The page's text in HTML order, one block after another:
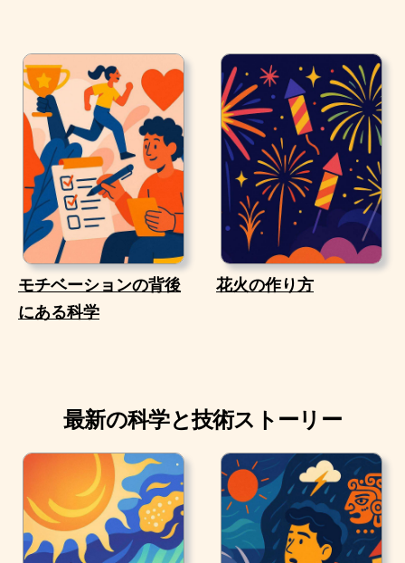
モチベーションの背後
にある科学
花火の作り方
最新の科学と技術ストーリー